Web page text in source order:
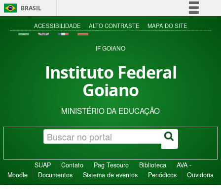
BRASIL
Simplifique!
Acesso à informação
ACESSIBILIDADE ALTO CONTRASTE MAPA DO SITE
IF GOIANO
Instituto Federal
Goiano
MINISTÉRIO DA EDUCAÇÃO
SUAP Contato Pag Tesouro Biblioteca
AVA -
Moodle
Documentos Sistema de eventos Periódicos Ouvidoria